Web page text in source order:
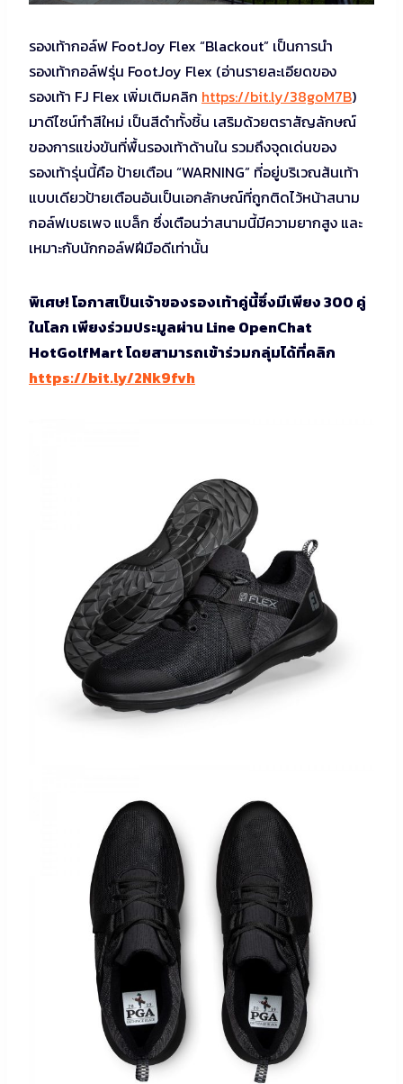
รองเท้ากอล์ฟ FootJoy Flex “Blackout” เป็นการนำ
รองเท้ากอล์ฟรุ่น FootJoy Flex (อ่านรายละเอียดของ
รองเท้า FJ Flex เพิ่มเติมคลิก https://bit.ly/38goM7B)
มาดีไซน์ทำสีใหม่ เป็นสีดำทั้งชิ้น เสริมด้วยตราสัญลักษณ์
ของการแข่งขันที่พื้นรองเท้าด้านใน รวมถึงจุดเด่นของ
รองเท้ารุ่นนี้คือ ป้ายเตือน “WARNING” ที่อยู่บริเวณส้นเท้า
แบบเดียวป้ายเตือนอันเป็นเอกลักษณ์ที่ถูกติดไว้หน้าสนาม
กอล์ฟเบธเพจ แบล็ก ซึ่งเตือนว่าสนามนี้มีความยากสูง และ
เหมาะกับนักกอล์ฟฝีมือดีเท่านั้น
พิเศษ! โอกาสเป็นเจ้าของรองเท้าคู่นี้ซึ่งมีเพียง 300 คู่
ในโลก เพียงร่วมประมูลผ่าน Line OpenChat
HotGolfMart โดยสามารถเข้าร่วมกลุ่มได้ที่คลิก
https://bit.ly/2Nk9fvh